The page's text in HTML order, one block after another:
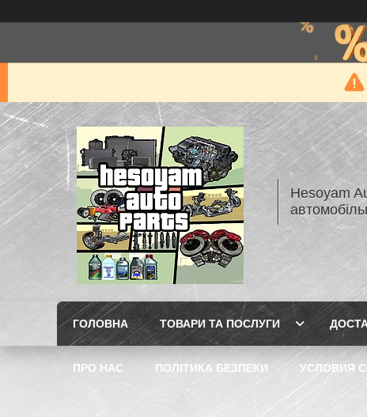
Hesoyam
ГОЛОВНА ТОВАРИ ТА ПОСЛУГИ
ПРО НАС ПОЛІТИКА БЕЗПЕКИ УСЛОВИЯ